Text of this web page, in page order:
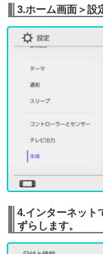
3.ホーム画面＞設
4.インターネット
ずらします。